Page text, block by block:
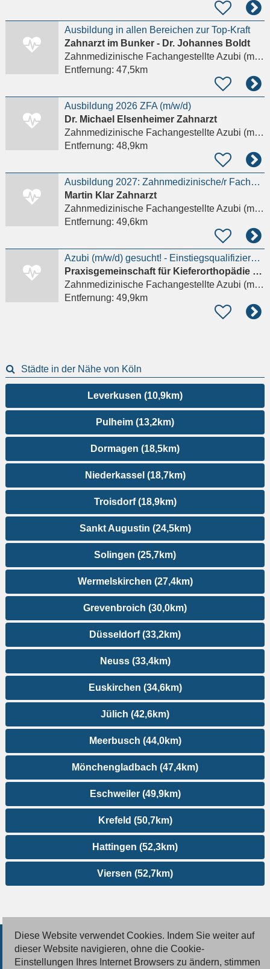
Ausbildung in allen Bereichen zur Top-Kraft
Zahnarzt im Bunker - Dr. Johannes Boldt
Zahnmedizinische Fachangestellte Azubi (m/w/d)
Entfernung: 47,5km
Ausbildung 2026 ZFA (m/w/d)
Dr. Michael Elsenheimer Zahnarzt
Zahnmedizinische Fachangestellte Azubi (m/w/d)
Entfernung: 48,9km
Ausbildung 2027: Zahnmedizinische/r Fachangestellte/r m/w/d
Martin Klar Zahnarzt
Zahnmedizinische Fachangestellte Azubi (m/w/d)
Entfernung: 49,6km
Azubi (m/w/d) gesucht! - Einstiegsqualifizierung möglich
Praxisgemeinschaft für Kieferorthopädie und Zahnheilkunde Dr. med. dent. Rebecca Lehmann-Kohleick
Zahnmedizinische Fachangestellte Azubi (m/w/d)
Entfernung: 49,9km
Städte in der Nähe von Köln
Leverkusen (10,9km)
Pulheim (13,2km)
Dormagen (18,5km)
Niederkassel (18,7km)
Troisdorf (18,9km)
Sankt Augustin (24,5km)
Solingen (25,7km)
Wermelskirchen (27,4km)
Grevenbroich (30,0km)
Düsseldorf (33,2km)
Neuss (33,4km)
Euskirchen (34,6km)
Jülich (42,6km)
Meerbusch (44,0km)
Mönchengladbach (47,4km)
Eschweiler (49,9km)
Krefeld (50,7km)
Hattingen (52,3km)
Viersen (52,7km)
© 2026 Deutsche Jobmarkt GmbH
Diese Website verwendet Cookies. Indem Sie weiter auf
dieser Website navigieren, ohne die Cookie-
Einstellungen Ihres Internet Browsers zu ändern, stimmen